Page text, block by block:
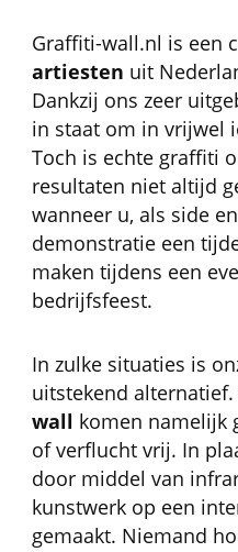
Graffiti-wall.nl is een
artiesten uit
Dankzij ons zeer
in staat om in vrijwel
Toch is echte graffiti
resultaten niet altijd
wanneer u, als side
demonstratie een
maken tijdens een
bedrijfsfeest.
In zulke situaties is
uitstekend
wall komen namelijk
of verflucht vrij. In
door middel van
kunstwerk op een
gemaakt. Niemand